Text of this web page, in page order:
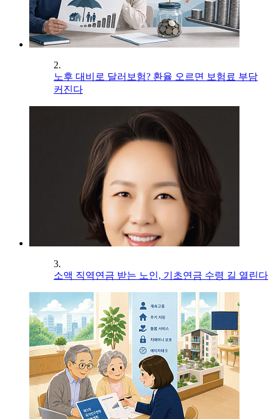
2.
노후 대비로 달러보험? 환율 오르면 보험료 부담
커진다
3.
소액 직역연금 받는 노인, 기초연금 수령 길 열린다